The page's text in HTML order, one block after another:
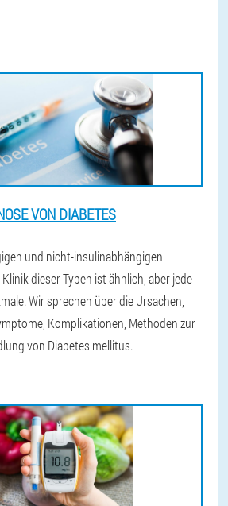
VON DIABETES
und nicht-insulinabhängigen
dieser Typen ist ähnlich, aber jede
Wir sprechen über die Ursachen,
Komplikationen, Methoden zur
von Diabetes mellitus.